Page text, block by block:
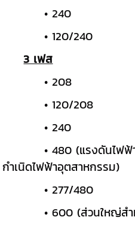
• 240
• 120/240
3 เฟส
• 208
• 120/208
• 240
• 480 (แรงดันไฟฟ้าที่
กำเนิดไฟฟ้าอุตสาหกรรม)
• 277/480
• 600 (ส่วนใหญ่สำห